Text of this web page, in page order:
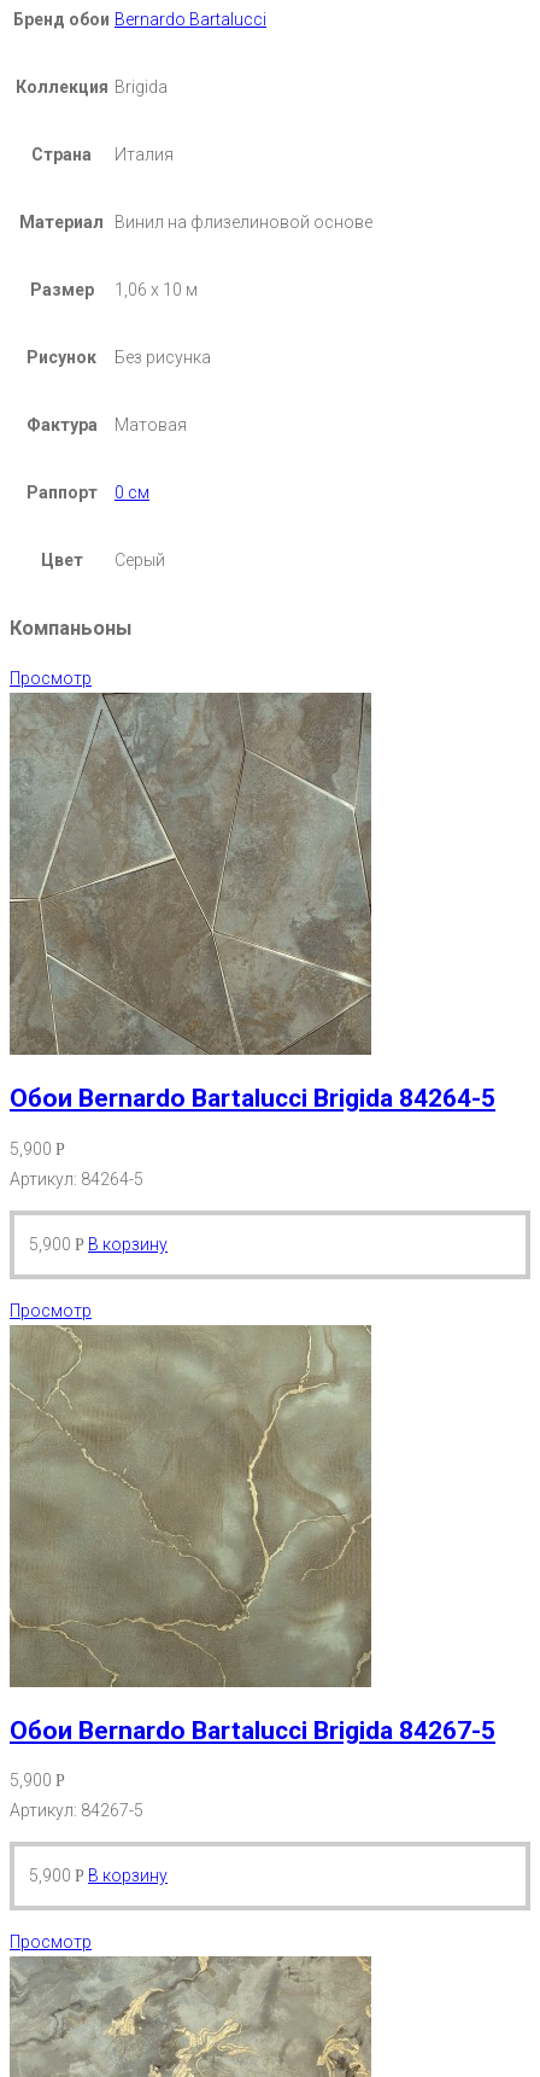
Бренд обои Bernardo Bartalucci
Коллекция Brigida
Страна Италия
Материал Винил на флизелиновой основе
Размер 1,06 х 10 м
Рисунок Без рисунка
Фактура Матовая
Раппорт 0 см
Цвет Серый
Компаньоны
Просмотр
Обои Bernardo Bartalucci Brigida 84264-5
5,900 Р
Артикул: 84264-5
5,900 Р В корзину
Просмотр
Обои Bernardo Bartalucci Brigida 84267-5
5,900 Р
Артикул: 84267-5
5,900 Р В корзину
Просмотр